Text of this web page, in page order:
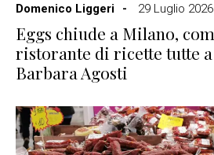
Domenico Liggeri
29 Luglio 2026
Eggs chiude a Milano,
ristorante di ricette tutte a
Barbara Agosti